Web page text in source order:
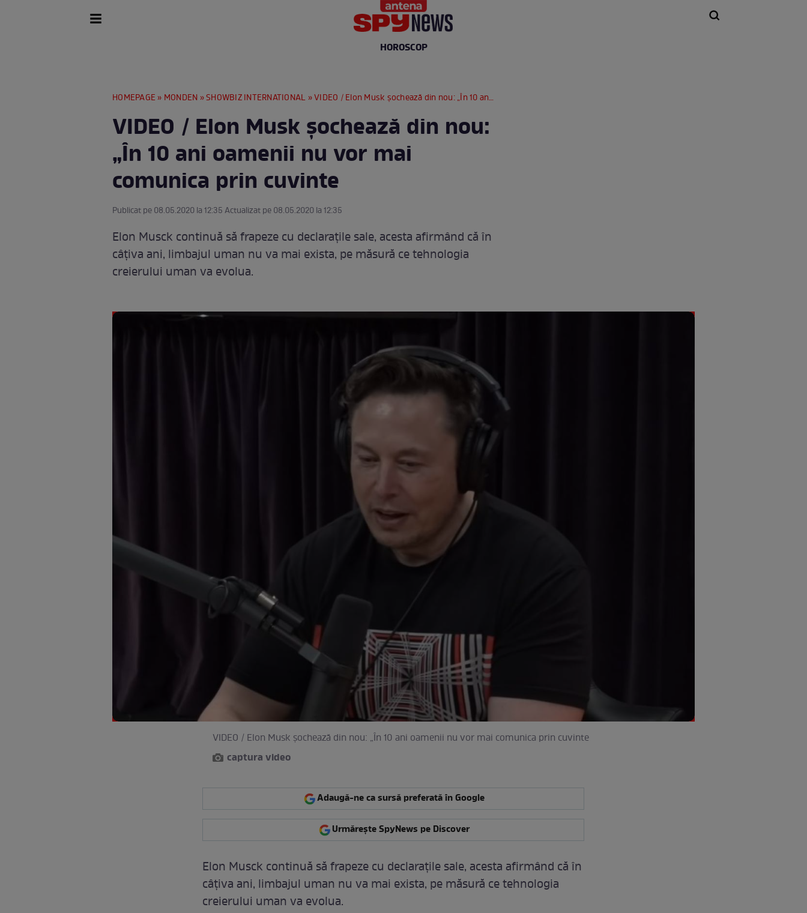
HOROSCOP
HOMEPAGE » MONDEN »SHOWBIZ INTERNATIONAL » VIDEO / Elon Musk șochează din nou: „În 10 ani oamenii nu vor mai comunica prin cuvinte
VIDEO / Elon Musk șochează din nou:
„În 10 ani oamenii nu vor mai
comunica prin cuvinte
Publicat pe 08.05.2020 la 12:35 Actualizat pe 08.05.2020 la 12:35
Elon Musck continuă să frapeze cu declarațile sale, acesta afirmând că în
câțiva ani, limbajul uman nu va mai exista, pe măsură ce tehnologia
creierului uman va evolua.
VIDEO / Elon Musk șochează din nou: „În 10 ani oamenii nu vor mai comunica prin cuvinte
captura video
Adaugă-ne ca sursă preferată în Google
Urmărește SpyNews pe Discover
Elon Musck continuă să frapeze cu declarațile sale, acesta afirmând că în
câțiva ani, limbajul uman nu va mai exista, pe măsură ce tehnologia
creierului uman va evolua.